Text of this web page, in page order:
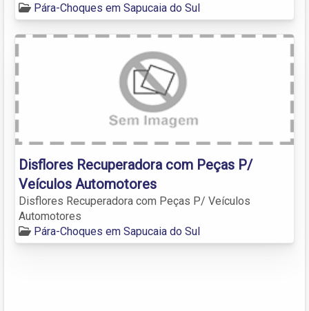
Pára-Choques em Sapucaia do Sul
Disflores Recuperadora com Peças P/
Veículos Automotores
Disflores Recuperadora com Peças P/ Veículos
Automotores
Pára-Choques em Sapucaia do Sul